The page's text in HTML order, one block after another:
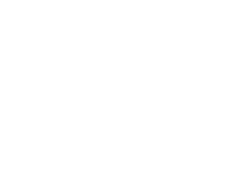
El nuevo microscopio de
para la visualización con
lo que facilitará el manejo
mayor precisión, tal y
hecho posible la llegada
inversión de equipamiento
financiados con el fondo